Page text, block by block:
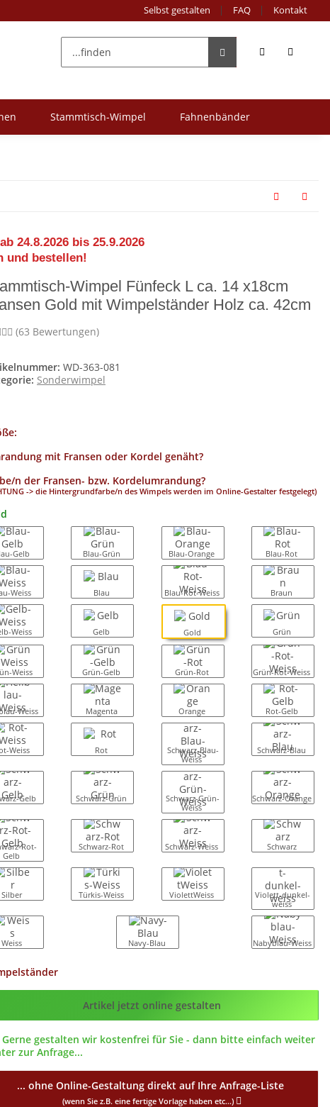
Selbst gestalten FAQ Kontakt
Stammtisch-Wimpel Fahnenbänder
24.8.2026 bis 25.9.2026
und bestellen!
Wimpel Fünfeck L ca. 14 x18cm
Gold mit Wimpelständer Holz ca. 42cm
(63 Bewertungen)
WD-363-081
Sonderwimpel
mit Fransen oder Kordel genäht?
n der Fransen- bzw. Kordelumrandung?
-> die Hintergrundfarbe/n des Wimpels werden im Online-Gestalter festgelegt)
Gelb Blau-Grün Blau-Orange Blau-Rot
Weiss Blau Blau-Rot-Weiss Braun
Weiss Gelb Gold Grün
Weiss Grün-Gelb Grün-Rot Grün-Rot-Weiss
Weiss Magenta Orange Rot-Gelb
Weiss Rot
Schwarz-Blau-
Weiss
Schwarz-Blau
Gelb Schwarz-Grün
Schwarz-Grün-
Weiss
Schwarz-Orange
Rot-
Gelb
Schwarz-Rot Schwarz-Weiss Schwarz
Silber Türkis-Weiss ViolettWeiss
Violett-dunkel-
weiss
Weiss Navy-Blau Nabyblau-Weiss
Artikel jetzt online gestalten
Gerne gestalten wir kostenfrei für Sie - dann bitte einfach weiter
zur Anfrage...
... ohne Online-Gestaltung direkt auf Ihre Anfrage-Liste
(wenn Sie z.B. eine fertige Vorlage haben etc...)